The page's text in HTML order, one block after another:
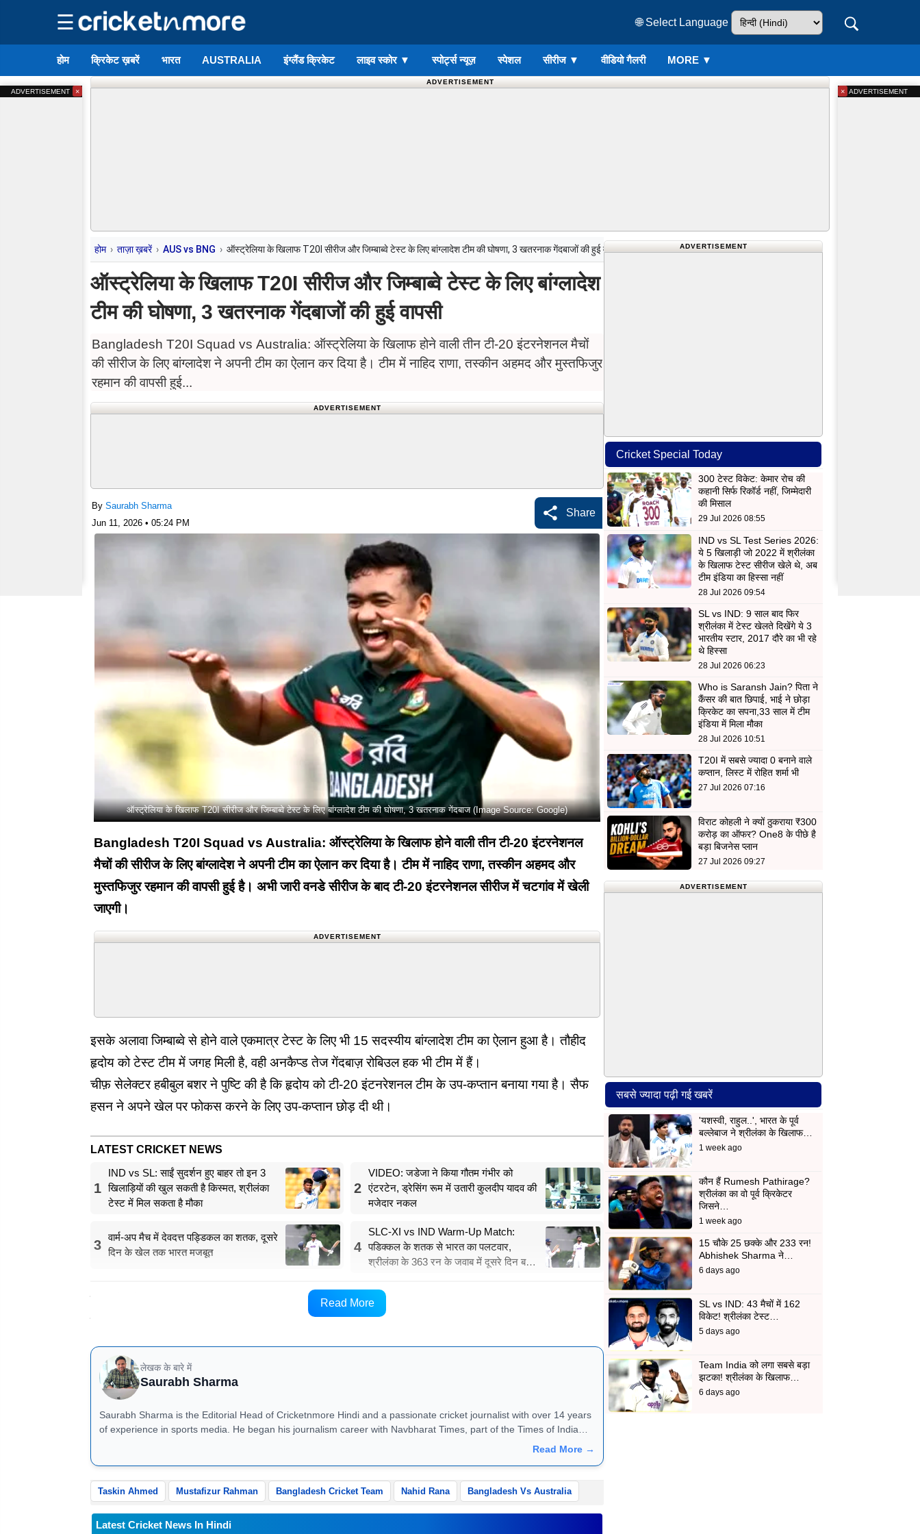
☰ 🌐 Select Language
होम क्रिकेट ख़बरें भारत AUSTRALIA इंग्लैंड क्रिकेट लाइव स्कोर ▼ स्पोर्ट्स न्यूज़ स्पेशल सीरीज ▼ वीडियो गैलरी MORE ▼
ADVERTISEMENT
होम ताज़ा ख़बरें AUS vs BNG ऑस्ट्रेलिया के खिलाफ T20I सीरीज और जिम्बाब्वे टेस्ट के लिए बांग्लादेश टीम की घोषणा, 3 खतरनाक गेंदबाजों की हुई वापसी
ऑस्ट्रेलिया के खिलाफ T20I सीरीज और जिम्बाब्वे टेस्ट के लिए बांग्लादेश
टीम की घोषणा, 3 खतरनाक गेंदबाजों की हुई वापसी
Bangladesh T20I Squad vs Australia: ऑस्ट्रेलिया के खिलाफ होने वाली तीन टी-20 इंटरनेशनल मैचों
की सीरीज के लिए बांग्लादेश ने अपनी टीम का ऐलान कर दिया है। टीम में नाहिद राणा, तस्कीन अहमद और मुस्तफिजुर
रहमान की वापसी हुई...
ADVERTISEMENT
By Saurabh Sharma
Jun 11, 2026 • 05:24 PM
Share
ऑस्ट्रेलिया के खिलाफ T20I सीरीज और जिम्बाब्वे टेस्ट के लिए बांग्लादेश टीम की घोषणा, 3 खतरनाक गेंदबाज (Image Source: Google)
Bangladesh T20I Squad vs Australia: ऑस्ट्रेलिया के खिलाफ होने वाली तीन टी-20 इंटरनेशनल
मैचों की सीरीज के लिए बांग्लादेश ने अपनी टीम का ऐलान कर दिया है। टीम में नाहिद राणा, तस्कीन अहमद और
मुस्तफिजुर रहमान की वापसी हुई है। अभी जारी वनडे सीरीज के बाद टी-20 इंटरनेशनल सीरीज में चटगांव में खेली
जाएगी।
ADVERTISEMENT
इसके अलावा जिम्बाब्वे से होने वाले एकमात्र टेस्ट के लिए भी 15 सदस्यीय बांग्लादेश टीम का ऐलान हुआ है। तौहीद
हृदोय को टेस्ट टीम में जगह मिली है, वही अनकैप्ड तेज गेंदबाज़ रोबिउल हक भी टीम में हैं।
चीफ़ सेलेक्टर हबीबुल बशर ने पुष्टि की है कि हृदोय को टी-20 इंटनरेशनल टीम के उप-कप्तान बनाया गया है। सैफ
हसन ने अपने खेल पर फोकस करने के लिए उप-कप्तान छोड़ दी थी।
LATEST CRICKET NEWS
1
IND vs SL: साईं सुदर्शन हुए बाहर तो इन 3
खिलाड़ियों की खुल सकती है किस्मत, श्रीलंका
टेस्ट में मिल सकता है मौका
2
VIDEO: जडेजा ने किया गौतम गंभीर को
एंटरटेन, ड्रेसिंग रूम में उतारी कुलदीप यादव की
मजेदार नकल
3
वार्म-अप मैच में देवदत्त पड्डिकल का शतक, दूसरे
दिन के खेल तक भारत मजबूत
4
SLC-XI vs IND Warm-Up Match:
पडिक्कल के शतक से भारत का पलटवार,
श्रीलंका के 363 रन के जवाब में दूसरे दिन बनाए
न्यूजीलैंड के खिलाफ टी-20 सीरीज का हिस्सा रहे तंजीम हसन शाकिब, रिपन मोंडोल और मोहम्मद सैफुद्दीन को बाहर
Read More
लेखक के बारे में
Saurabh Sharma
Saurabh Sharma is the Editorial Head of Cricketnmore Hindi and a passionate cricket journalist with over 14 years
of experience in sports media. He began his journalism career with Navbharat Times, part of the Times of India
Group, before moving to television media with Sadhna News. In 2014, he joined Cricketnmore and currently
responsibilities, he also works as a show producer for popular cricket video series such as Cricket Tales, Cricket
Flashback, and Cricket Trivia.
Read More →
Taskin Ahmed Mustafizur Rahman Bangladesh Cricket Team Nahid Rana Bangladesh Vs Australia
Latest Cricket News In Hindi
ADVERTISEMENT
Cricket Special Today
300 टेस्ट विकेट: केमार रोच की
कहानी सिर्फ रिकॉर्ड नहीं, जिम्मेदारी
की मिसाल
29 Jul 2026 08:55
IND vs SL Test Series 2026:
ये 5 खिलाड़ी जो 2022 में श्रीलंका
के खिलाफ टेस्ट सीरीज खेले थे, अब
टीम इंडिया का हिस्सा नहीं
28 Jul 2026 09:54
SL vs IND: 9 साल बाद फिर
श्रीलंका में टेस्ट खेलते दिखेंगे ये 3
भारतीय स्टार, 2017 दौरे का भी रहे
थे हिस्सा
28 Jul 2026 06:23
Who is Saransh Jain? पिता ने
कैंसर की बात छिपाई, भाई ने छोड़ा
क्रिकेट का सपना,33 साल में टीम
इंडिया में मिला मौका
28 Jul 2026 10:51
T20I में सबसे ज्यादा 0 बनाने वाले
कप्तान, लिस्ट में रोहित शर्मा भी
27 Jul 2026 07:16
विराट कोहली ने क्यों ठुकराया ₹300
करोड़ का ऑफर? One8 के पीछे है
बड़ा बिजनेस प्लान
27 Jul 2026 09:27
ADVERTISEMENT
सबसे ज्यादा पढ़ी गई खबरें
'यशस्वी, राहुल..', भारत के पूर्व
बल्लेबाज ने श्रीलंका के खिलाफ…
1 week ago
कौन हैं Rumesh Pathirage?
श्रीलंका का वो पूर्व क्रिकेटर
जिसने…
1 week ago
15 चौके 25 छक्के और 233 रन!
Abhishek Sharma ने…
6 days ago
SL vs IND: 43 मैचों में 162
विकेट! श्रीलंका टेस्ट…
5 days ago
Team India को लगा सबसे बड़ा
झटका! श्रीलंका के खिलाफ…
6 days ago
ADVERTISEMENT × ADVERTISEMENT
×